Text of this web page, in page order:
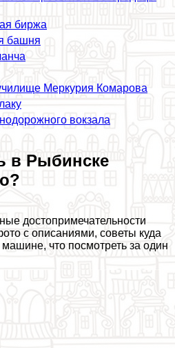
биржа
башня
Меркурия Комарова
вокзала
в Рыбинске
достопримечательности
с описаниями, советы куда
машине, что посмотреть за один